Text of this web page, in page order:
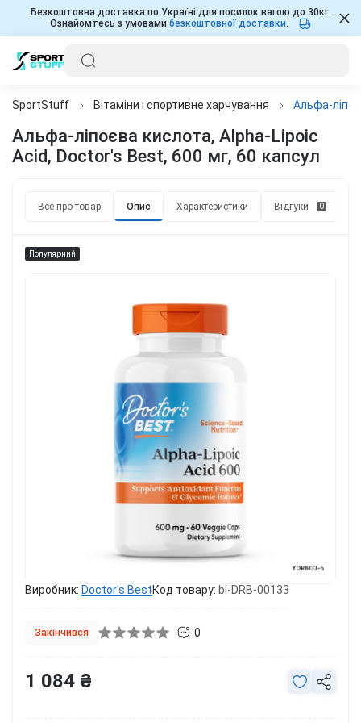
Безкоштовна доставка по Україні для посилок вагою до 30кг.
Ознайомтесь з умовами безкоштовної доставки.
SportStuff Вітаміни і спортивне харчування Альфа-
Альфа-ліпоєва кислота, Alpha-Lipoic
Acid, Doctor's Best, 600 мг, 60 капсул
Все про товар Опис Характеристики Відгуки 0
Популярний
Виробник: Doctor's BestКод товару: bi-DRB-00133
Закінчився 0
1 084 ₴